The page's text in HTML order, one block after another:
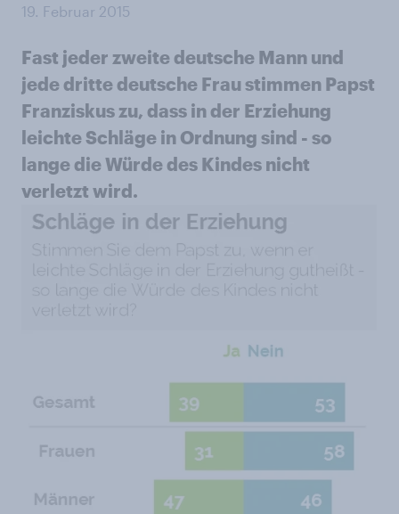
19. Februar 2015
Fast jeder zweite deutsche Mann und
jede dritte deutsche Frau stimmen Papst
Franziskus zu, dass in der Erziehung
leichte Schläge in Ordnung sind - so
lange die Würde des Kindes nicht
verletzt wird.